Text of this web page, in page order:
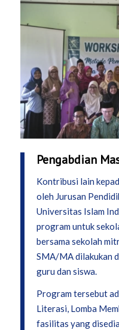
Pengabdian
Kontribusi lain
oleh Jurusan
Universitas Islam
program untuk
bersama sekolah
SMA/MA dilakukan
guru dan siswa.
Program tersebut
Literasi, Lomba
fasilitas yang